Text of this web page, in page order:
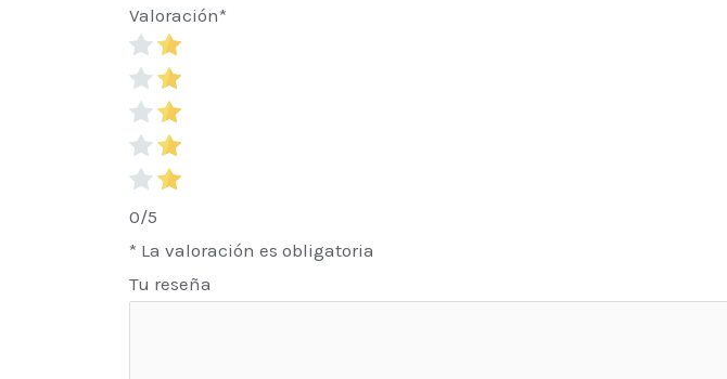
Valoración*
0/5
* La valoración es obligatoria
Tu reseña